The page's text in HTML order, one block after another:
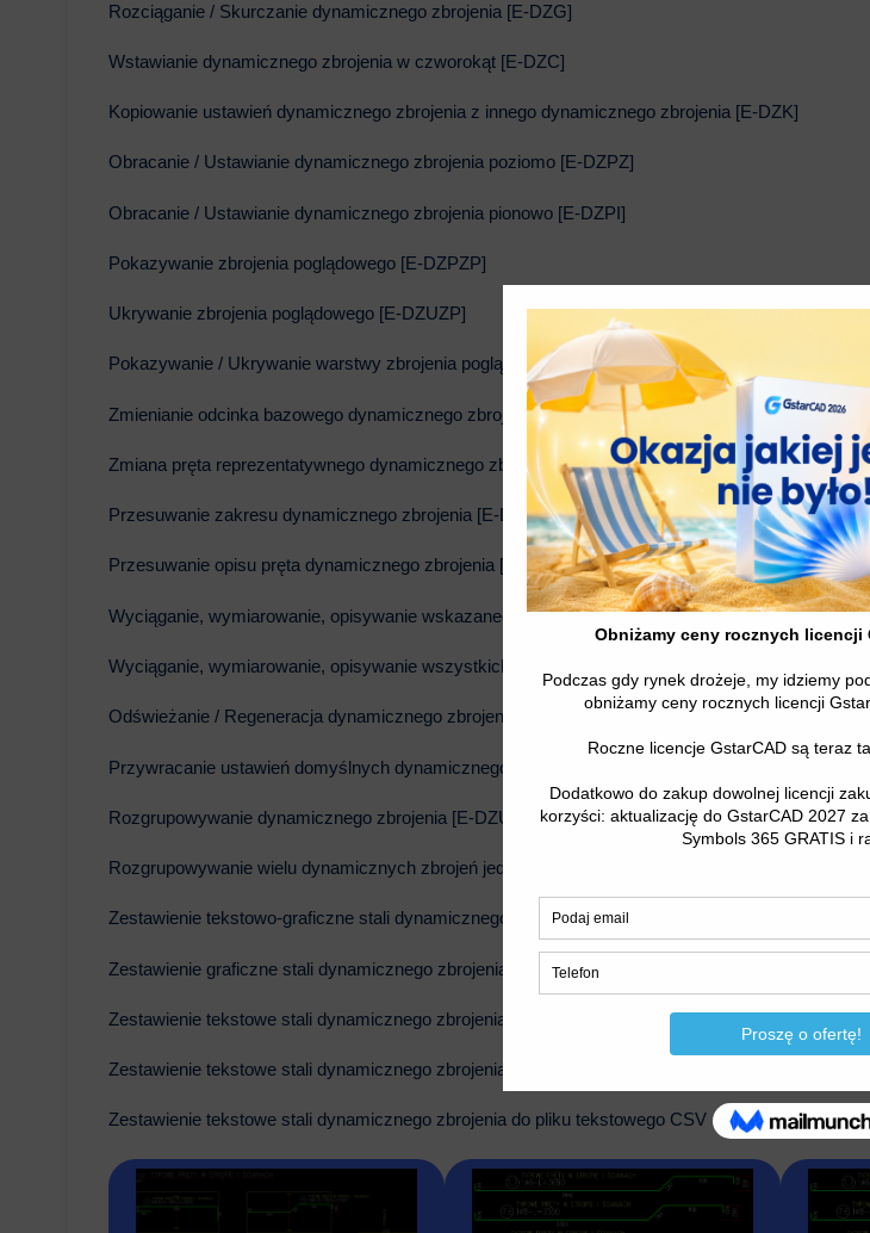
Rozciąganie / Skurczanie dynamicznego zbrojenia [E-DZG]
Wstawianie dynamicznego zbrojenia w czworokąt [E-DZC]
Kopiowanie ustawień dynamicznego zbrojenia z innego dynamicznego zbrojenia [E-DZK]
Obracanie / Ustawianie dynamicznego zbrojenia poziomo [E-DZPZ]
Obracanie / Ustawianie dynamicznego zbrojenia pionowo [E-DZPI]
Pokazywanie zbrojenia poglądowego [E-DZPZP]
Ukrywanie zbrojenia poglądowego [E-DZUZP]
Pokazywanie / Ukrywanie warstwy zbrojenia poglądowego [E-DZUP]
Zmienianie odcinka bazowego dynamicznego zbrojenia [E-DZZO]
Zmiana pręta reprezentatywnego dynamicznego zbrojenia [E-DZZP]
Przesuwanie zakresu dynamicznego zbrojenia [E-DZZ]
Przesuwanie opisu pręta dynamicznego zbrojenia [E-DZO]
Wyciąganie, wymiarowanie, opisywanie wskazanego pręta dynamicznego zbrojenia [E-DZOP]
Wyciąganie, wymiarowanie, opisywanie wszystkich prętów dynamicznego zbrojenia [E-DZWP]
Odświeżanie / Regeneracja dynamicznego zbrojenia [E-DZOD]
Przywracanie ustawień domyślnych dynamicznego zbrojenia [E-DZUD]
Rozgrupowywanie dynamicznego zbrojenia [E-DZUG]
Rozgrupowywanie wielu dynamicznych zbrojeń jednocześnie [E-DZUGW]
Zestawienie tekstowo-graficzne stali dynamicznego zbrojenia do rysunku DWG [E-ZSTGPK]
Zestawienie graficzne stali dynamicznego zbrojenia do rysunku DWG [E-ZSGPK]
Zestawienie tekstowe stali dynamicznego zbrojenia do rysunku DWG [E-ZSTPK]
Zestawienie tekstowe stali dynamicznego zbrojenia do arkusza Excela®
Zestawienie tekstowe stali dynamicznego zbrojenia do pliku tekstowego CSV